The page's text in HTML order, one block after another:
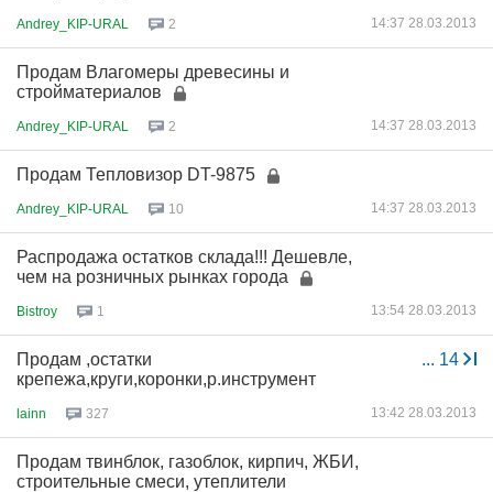
Andrey_KIP-URAL 2 14:37 28.03.2013
Продам Влагомеры древесины и
стройматериалов
Andrey_KIP-URAL 2 14:37 28.03.2013
Продам Тепловизор DT-9875
Andrey_KIP-URAL 10 14:37 28.03.2013
Распродажа остатков склада!!! Дешевле,
чем на розничных рынках города
Bistroy 1 13:54 28.03.2013
... 14
Продам ,остатки
крепежа,круги,коронки,р.инструмент
lainn 327 13:42 28.03.2013
Продам твинблок, газоблок, кирпич, ЖБИ,
строительные смеси, утеплители